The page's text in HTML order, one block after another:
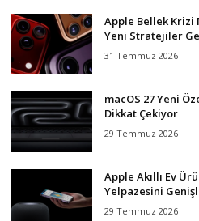
Apple Bellek Krizi
Yeni Stratejiler
31 Temmuz 2026
macOS 27 Yeni
Dikkat Çekiyor
29 Temmuz 2026
Apple Akıllı Ev
Yelpazesini
29 Temmuz 2026